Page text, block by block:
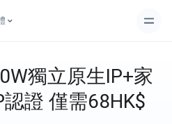
獨立原生IP+家
證 僅需68HK$